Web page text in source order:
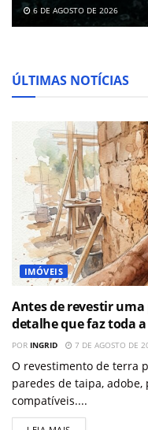
6 DE AGOSTO DE 2026
ÚLTIMAS NOTÍCIAS
IMÓVEIS
Antes de revestir
detalhe que faz toda
POR INGRID 7 DE AGOSTO DE
O revestimento de terra
paredes de taipa,
compatíveis....